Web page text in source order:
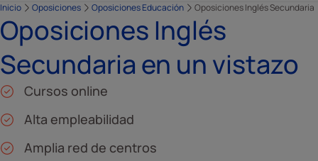
Inicio Oposiciones Oposiciones Educación Oposiciones Inglés Secundaria
Oposiciones Inglés
Secundaria en un vistazo
Cursos online
Alta empleabilidad
Amplia red de centros